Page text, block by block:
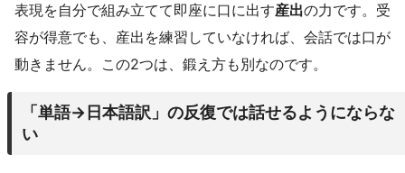
表現を自分で組み立てて即座に口に出す産出の力です。受
容が得意でも、産出を練習していなければ、会話では口が
動きません。この2つは、鍛え方も別なのです。
「単語→日本語訳」の反復では話せるようにならな
い